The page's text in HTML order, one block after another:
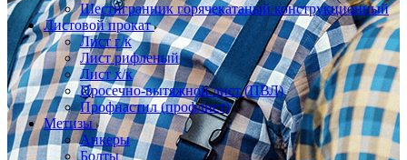
Шестигранник горячекатаный конструкционный
Листовой прокат
Лист г/к
Лист рифленый
Лист х/к
Просечно-вытяжной лист (ПВЛ)
Профнастил (профлист)
Метизы
Анкеры
Болты